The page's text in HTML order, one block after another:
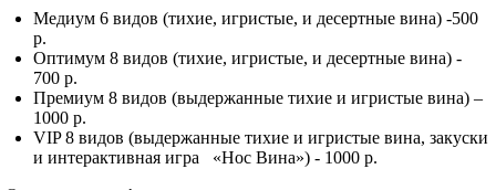
Медиум 6 видов (тихие, игристые, и десертные вина) -500
р.
Оптимум 8 видов (тихие, игристые, и десертные вина) -
700 р.
Премиум 8 видов (выдержанные тихие и игристые вина) –
1000 р.
VIP 8 видов (выдержанные тихие и игристые вина, закуски
и интерактивная игра «Нос Вина») - 1000 р.